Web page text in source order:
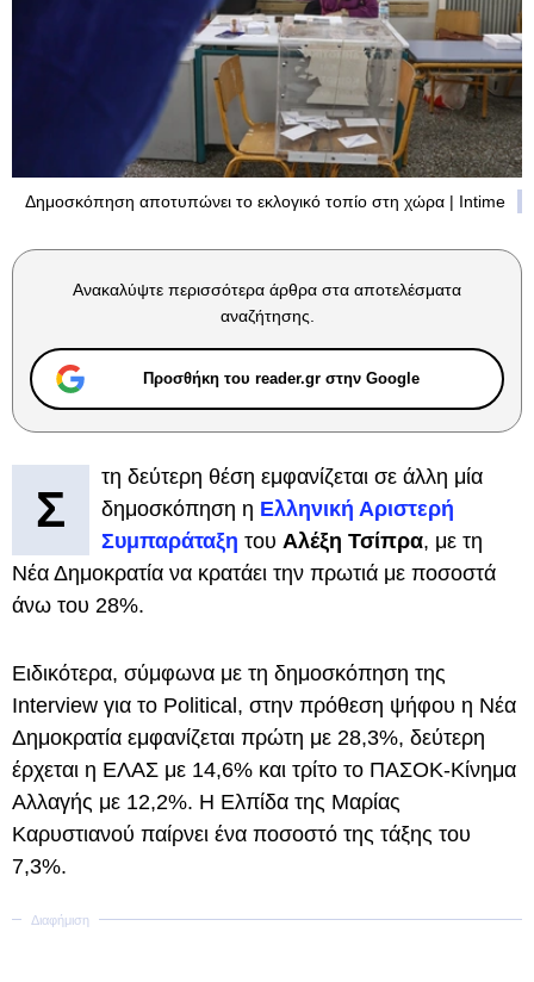
Δημοσκόπηση αποτυπώνει το εκλογικό τοπίο στη χώρα | Intime
Ανακαλύψτε περισσότερα άρθρα στα αποτελέσματα
αναζήτησης.
Προσθήκη του reader.gr στην Google
Σ
τη δεύτερη θέση εμφανίζεται σε άλλη μία
δημοσκόπηση η Ελληνική Αριστερή
Συμπαράταξη του Αλέξη Τσίπρα, με τη
Νέα Δημοκρατία να κρατάει την πρωτιά με ποσοστά
άνω του 28%.
Ειδικότερα, σύμφωνα με τη δημοσκόπηση της
Interview για το Political, στην πρόθεση ψήφου η Νέα
Δημοκρατία εμφανίζεται πρώτη με 28,3%, δεύτερη
έρχεται η ΕΛΑΣ με 14,6% και τρίτο το ΠΑΣΟΚ-Κίνημα
Αλλαγής με 12,2%. Η Ελπίδα της Μαρίας
Καρυστιανού παίρνει ένα ποσοστό της τάξης του
7,3%.